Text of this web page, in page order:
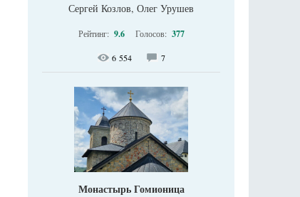
Сергей Козлов, Олег Урушев
Рейтинг: 9.6 Голосов: 377
6 554 7
Монастырь Гомионица